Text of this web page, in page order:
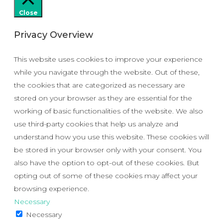
Close
Privacy Overview
This website uses cookies to improve your experience
while you navigate through the website. Out of these,
the cookies that are categorized as necessary are
stored on your browser as they are essential for the
working of basic functionalities of the website. We also
use third-party cookies that help us analyze and
understand how you use this website. These cookies will
be stored in your browser only with your consent. You
also have the option to opt-out of these cookies. But
opting out of some of these cookies may affect your
browsing experience.
Necessary
Necessary